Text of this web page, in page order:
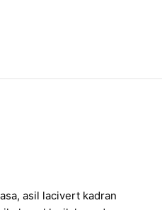
asil lacivert kadran